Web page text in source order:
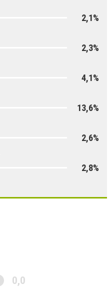
2,1%
2,3%
4,1%
13,6%
2,6%
2,8%
0,0